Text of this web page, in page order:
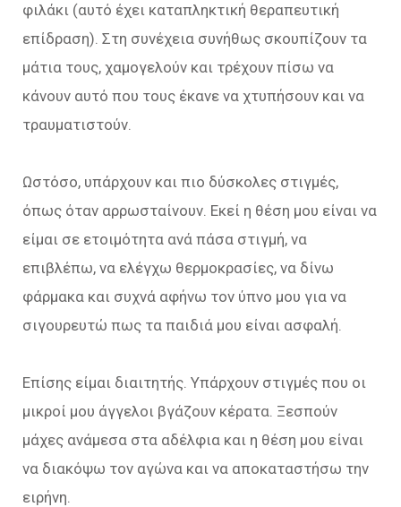
φιλάκι (αυτό έχει καταπληκτική θεραπευτική
επίδραση). Στη συνέχεια συνήθως σκουπίζουν τα
μάτια τους, χαμογελούν και τρέχουν πίσω να
κάνουν αυτό που τους έκανε να χτυπήσουν και να
τραυματιστούν.
Ωστόσο, υπάρχουν και πιο δύσκολες στιγμές,
όπως όταν αρρωσταίνουν. Εκεί η θέση μου είναι να
είμαι σε ετοιμότητα ανά πάσα στιγμή, να
επιβλέπω, να ελέγχω θερμοκρασίες, να δίνω
φάρμακα και συχνά αφήνω τον ύπνο μου για να
σιγουρευτώ πως τα παιδιά μου είναι ασφαλή.
Επίσης είμαι διαιτητής. Υπάρχουν στιγμές που οι
μικροί μου άγγελοι βγάζουν κέρατα. Ξεσπούν
μάχες ανάμεσα στα αδέλφια και η θέση μου είναι
να διακόψω τον αγώνα και να αποκαταστήσω την
ειρήνη.